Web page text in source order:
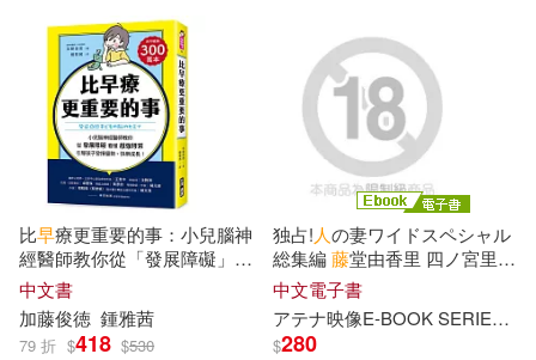
電子書(5)
作者 (可複選)
加藤俊徳(2)
EU Life 享受生活 × 幸福料理(1)
比早療更重要的事：小兒腦神
經醫師教你從「發展障礙」看
懂「超強特質」，引導孩子發
揮優勢、快樂成長!
中文書
加藤俊徳 鍾雅茜
79 折 $418 $530
独占!人の妻ワイドスペシャル
総集編藤堂由香里 四ノ宮里莉
早瀬まな (電子書)
中文電子書
アテナ映像E-BOOK SERIES
$280